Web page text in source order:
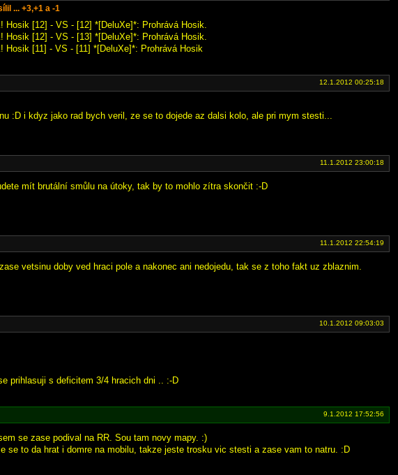
... +3,+1 a -1
Hosik [12] - VS - [12] *[DeluXe]*: Prohrává Hosik.
Hosik [12] - VS - [13] *[DeluXe]*: Prohrává Hosik.
Hosik [11] - VS - [11] *[DeluXe]*: Prohrává Hosik
12.1.2012 00:25:18
:D i kdyz jako rad bych veril, ze se to dojede az dalsi kolo, ale pri mym stesti...
11.1.2012 23:00:18
mít brutální smůlu na útoky, tak by to mohlo zítra skončit :-D
11.1.2012 22:54:19
vetsinu doby ved hraci pole a nakonec ani nedojedu, tak se z toho fakt uz zblaznim.
10.1.2012 09:03:03
prihlasuji s deficitem 3/4 hracich dni .. :-D
9.1.2012 17:52:56
se zase podival na RR. Sou tam novy mapy. :)
se to da hrat i domre na mobilu, takze jeste trosku vic stesti a zase vam to natru. :D